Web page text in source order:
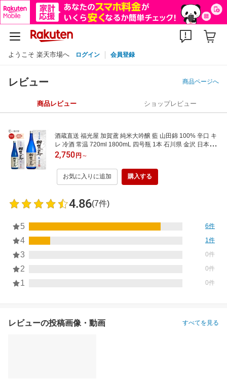
ようこそ 楽天市場へ ログイン 会員登録
レビュー 商品ページへ
商品レビュー ショップレビュー
酒蔵直送 福光屋 加賀鳶 純米大吟醸 藍 山田錦 100% 辛口 キ
レ 冷酒 常温 720ml 1800mL 四号瓶 1本 石川県 金沢 日本酒
sake 地酒 人気銘柄 ギフト プレゼント 誕生日 送別 退職 引
越し 改装 結婚 敬老 お年賀
2,750円 ～
お気に入りに追加 購入する
4.86(7件)
5 6件
4 1件
3 0件
2 0件
1 0件
レビューの投稿画像・動画 すべてを見る